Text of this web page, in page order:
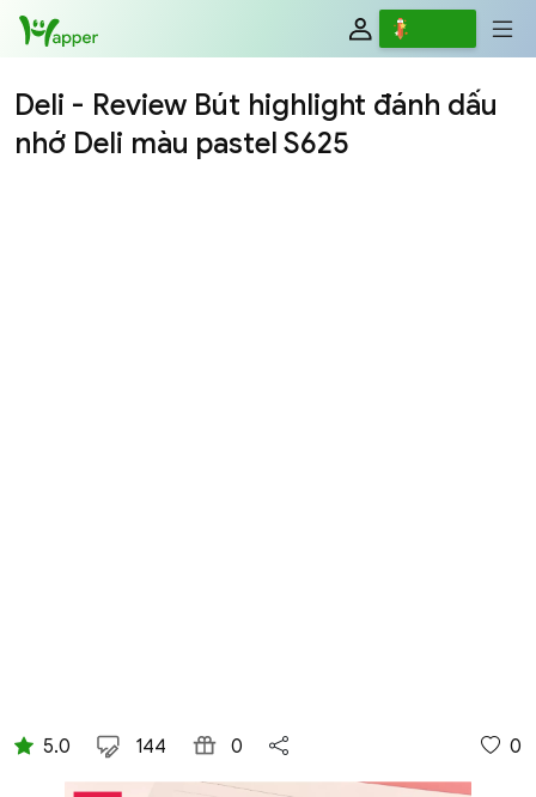
Deli - Review Bút highlight đánh dấu
nhớ Deli màu pastel S625
5.0 144 0 0